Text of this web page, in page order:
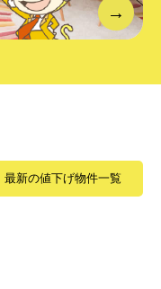
最新の値下げ物件一覧